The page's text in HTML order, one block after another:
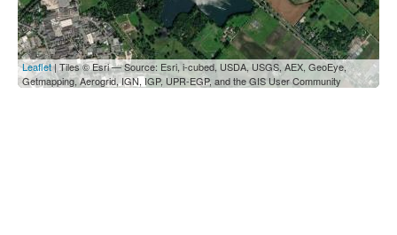
Leaflet| Tiles © Esri — Source: Esri, i-cubed, USDA, USGS, AEX, GeoEye,
Getmapping, Aerogrid, IGN, IGP, UPR-EGP, and the GIS User Community